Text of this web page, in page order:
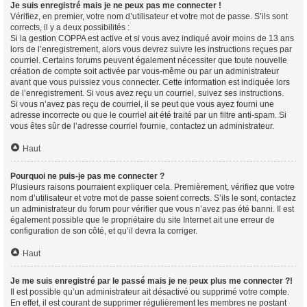
Je suis enregistré mais je ne peux pas me connecter !
Vérifiez, en premier, votre nom d’utilisateur et votre mot de passe. S’ils sont
corrects, il y a deux possibilités :
Si la gestion COPPA est active et si vous avez indiqué avoir moins de 13 ans
lors de l’enregistrement, alors vous devrez suivre les instructions reçues par
courriel. Certains forums peuvent également nécessiter que toute nouvelle
création de compte soit activée par vous-même ou par un administrateur
avant que vous puissiez vous connecter. Cette information est indiquée lors
de l’enregistrement. Si vous avez reçu un courriel, suivez ses instructions.
Si vous n’avez pas reçu de courriel, il se peut que vous ayez fourni une
adresse incorrecte ou que le courriel ait été traité par un filtre anti-spam. Si
vous êtes sûr de l’adresse courriel fournie, contactez un administrateur.
Haut
Pourquoi ne puis-je pas me connecter ?
Plusieurs raisons pourraient expliquer cela. Premièrement, vérifiez que votre
nom d’utilisateur et votre mot de passe soient corrects. S’ils le sont, contactez
un administrateur du forum pour vérifier que vous n’avez pas été banni. Il est
également possible que le propriétaire du site Internet ait une erreur de
configuration de son côté, et qu’il devra la corriger.
Haut
Je me suis enregistré par le passé mais je ne peux plus me connecter ?!
Il est possible qu’un administrateur ait désactivé ou supprimé votre compte.
En effet, il est courant de supprimer régulièrement les membres ne postant